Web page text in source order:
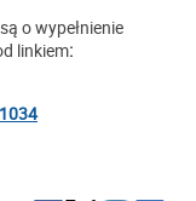
o wypełnienie
linkiem: